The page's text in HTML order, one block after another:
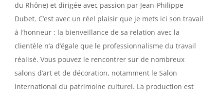
du Rhône) et dirigée avec passion par Jean-Philippe
Dubet. C’est avec un réel plaisir que je mets ici son travail
à l’honneur : la bienveillance de sa relation avec la
clientèle n’a d’égale que le professionnalisme du travail
réalisé. Vous pouvez le rencontrer sur de nombreux
salons d’art et de décoration, notamment le Salon
international du patrimoine culturel. La production est